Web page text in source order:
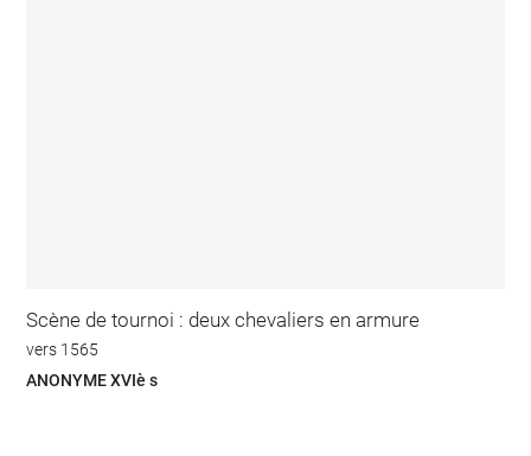
Scène de tournoi : deux chevaliers en armure
vers 1565
ANONYME XVIè s